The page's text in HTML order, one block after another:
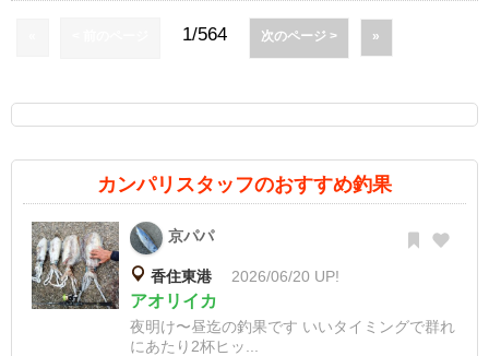
1/564 次のページ > »
カンパリスタッフのおすすめ釣果
京パパ
香住東港 2026/06/20 UP!
アオリイカ
夜明け〜昼迄の釣果です いいタイミングで群れ
にあたり2杯ヒッ...